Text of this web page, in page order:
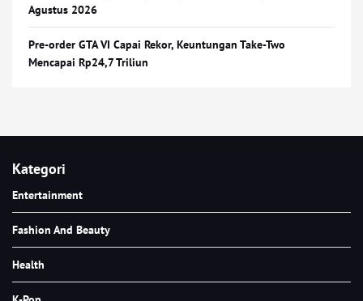
Agustus 2026
Pre-order GTA VI Capai Rekor, Keuntungan Take-Two
Mencapai Rp24,7 Triliun
Kategori
Entertainment
Fashion And Beauty
Health